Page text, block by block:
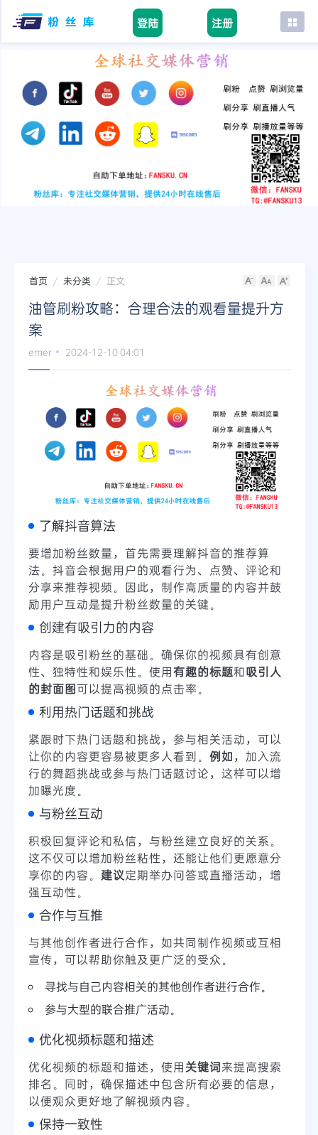
登陆 注册
首页
tiktok
youtube
instagram
首页 未分类 正文
油管刷粉攻略：合理合法的观看量提升方
案
emer 2024-12-10 04:01
了解抖音算法
要增加粉丝数量，首先需要理解抖音的推荐算
法。抖音会根据用户的观看行为、点赞、评论和
分享来推荐视频。因此，制作高质量的内容并鼓
励用户互动是提升粉丝数量的关键。
创建有吸引力的内容
内容是吸引粉丝的基础。确保你的视频具有创意
性、独特性和娱乐性。使用有趣的标题和吸引人
的封面图可以提高视频的点击率。
利用热门话题和挑战
紧跟时下热门话题和挑战，参与相关活动，可以
让你的内容更容易被更多人看到。 例如，加入流
行的舞蹈挑战或参与热门话题讨论，这样可以增
加曝光度。
与粉丝互动
积极回复评论和私信，与粉丝建立良好的关系。
这不仅可以增加粉丝粘性，还能让他们更愿意分
享你的内容。 建议定期举办问答或直播活动，增
强互动性。
合作与互推
与其他创作者进行合作，如共同制作视频或互相
宣传，可以帮助你触及更广泛的受众。
寻找与自己内容相关的其他创作者进行合作。
参与大型的联合推广活动。
优化视频标题和描述
优化视频的标题和描述，使用关键词来提高搜索
排名。同时，确保描述中包含所有必要的信息，
以便观众更好地了解视频内容。
保持一致性